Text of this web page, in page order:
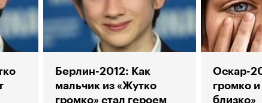
Берлин-2012: Как
мальчик из «Жутко
громко» стал героем
Оскар-
громко
близко»